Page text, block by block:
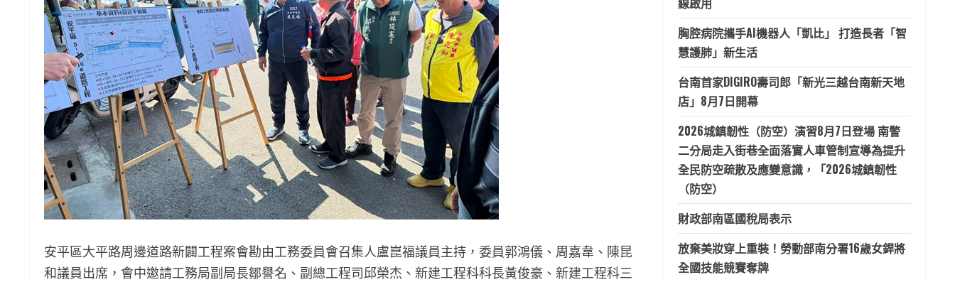
安平區大平路周邊道路新闢工程案會勘由工務委員會召集人盧崑福議員主持，委員郭鴻儀、周嘉韋、陳昆
和議員出席，會中邀請工務局副局長鄒譽名、副總工程司邱榮杰、新建工程科科長黃俊豪、新建工程科三
胸腔病院攜手AI機器人「凱比」 打造長者「智
慧護肺」新生活
台南首家DIGIRO壽司郎「新光三越台南新天地
店」8月7日開幕
2026城鎮韌性（防空）演習8月7日登場 南警
二分局走入街巷全面落實人車管制宣導為提升
全民防空疏散及應變意識，「2026城鎮韌性
（防空）
財政部南區國稅局表示
放棄美妝穿上重裝！勞動部南分署16歲女銲將
全國技能競賽奪牌